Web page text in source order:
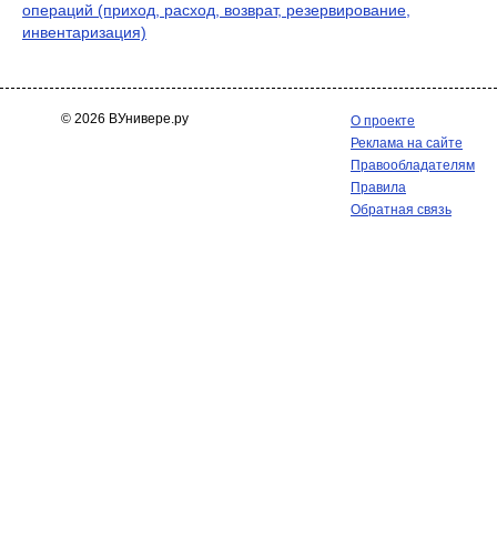
операций (приход, расход, возврат, резервирование,
инвентаризация)
© 2026 ВУнивере.ру
О проекте
Реклама на сайте
Правообладателям
Правила
Обратная связь